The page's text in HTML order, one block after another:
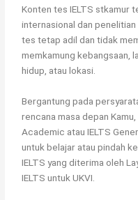
Konten tes IELTS stkamur
internasional dan
tes tetap adil dan tidak
memkamung kebangsaan,
hidup, atau lokasi.
Bergantung pada
rencana masa depan
Academic atau IELTS
untuk belajar atau pindah
IELTS yang diterima oleh
IELTS untuk UKVI.